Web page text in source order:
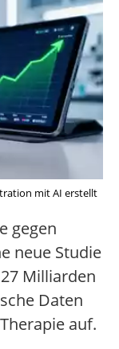
mit AI erstellt
gegen
neue Studie
Milliarden
Daten
auf.